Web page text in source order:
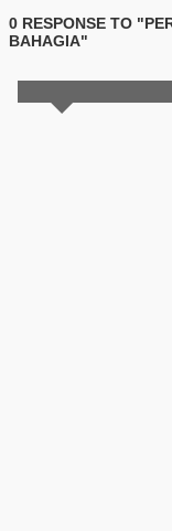
0 RESPONSE TO
BAHAGIA"